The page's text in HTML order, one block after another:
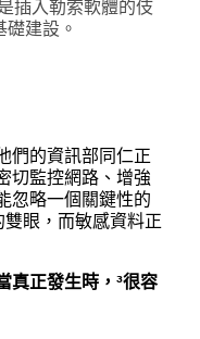
插入勒索軟體的伎
建設。
們的資訊部同仁正
切監控網路、增強
忽略一個關鍵性的
眼，而敏感資料正
真正發生時，³很容